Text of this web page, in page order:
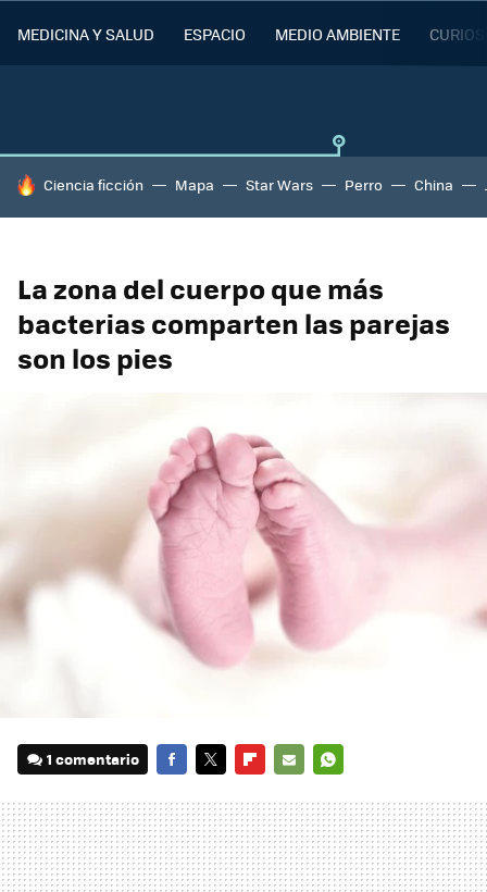
MEDICINA Y SALUD ESPACIO MEDIO AMBIENTE
HOY SE HABLA DE
Ciencia ficción Mapa Star Wars Perro China
La zona del cuerpo que más
bacterias comparten las parejas
son los pies
1 comentario
MAIL